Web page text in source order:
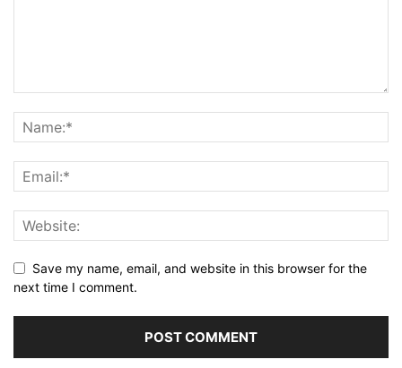
Save my name, email, and website in this browser for the
next time I comment.